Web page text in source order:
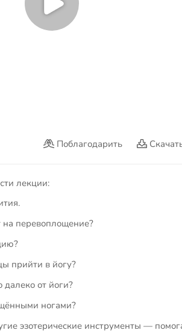
Поблагодарить
лекции:
перевоплощение?
прийти в йогу?
далеко от йоги?
ногами?
эзотерические инструменты —